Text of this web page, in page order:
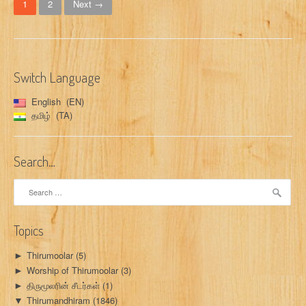
o
s
t
s
n
a
v
a
t
i
1 2 Next →
Switch Language
English
EN
தமிழ்
TA
Search…
Topics
► Thirumoolar(5)
► Worship of Thirumoolar(3)
► திருமூலரின் சீடர்கள் (1)
▼ Thirumandhiram (1846)